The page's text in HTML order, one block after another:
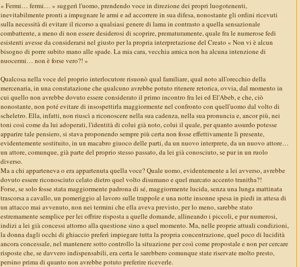
« Fermi… fermi… » suggerì l'uomo, prendendo voce in direzione dei propri luogotenenti,
inevitabilmente pronti a impugnare le armi e ad accorrere in sua difesa, nonostante gli ordini ricevuti
sulla necessità di evitare il ricorso a qualsiasi genere di lama in contrasto a quella sensazionale
combattente, a meno di non essere desiderosi di scoprire, prematuramente, quale fra le numerose fedi
esistenti avesse da considerarsi nel giusto per la propria interpretazione del Creato « Non vi è alcun
bisogno di porre subito mano alle spade. La mia cara, vecchia amica non ha alcuna intenzione di
nuocermi… non è forse vero?! »
Qualcosa nella voce del proprio interlocutore risuonò qual familiare, qual noto all'orecchio della
mercenaria, in una constatazione che qualcuno avrebbe potuto ritenere retorica, ovvia, dal momento in
cui quello non avrebbe dovuto essere considerato il primo incontro fra lei ed El'Abeb, e che, ciò
nonostante, non poté evitare di insospettirla maggiormente nel confronto con quell'uomo dal volto di
scheletro. Ella, infatti, non riuscì a riconoscere nella sua cadenza, nella sua pronuncia e, ancor più, nei
toni così come da lui adoperati, l'identità di colui già noto, colui il quale, per quanto assurdo potesse
apparire tale pensiero, si stava proponendo sempre più certa non fosse effettivamente lì presente,
evidentemente sostituito, in un macabro giuoco delle parti, da un nuovo interprete, da un nuovo attore…
un attore, comunque, già parte del proprio stesso passato, da lei già conosciuto, se pur in un ruolo
diverso.
Ma a chi apparteneva o era appartenuta quella voce? Quale uomo, evidentemente a lei avverso, avrebbe
dovuto essere riconosciuto celato dietro quel volto disumano e quel marcato accento tranitha?!
Forse, se solo fosse stata maggiormente padrona di sé, maggiormente lucida, senza una lunga mattinata
trascorsa a cavallo, un pomeriggio al lavoro sulle trappole e una notte insonne spesa in piedi in attesa di
un attacco mai avvenuto, non nei termini che ella aveva previsto, per lo meno, sarebbe stato
estremamente semplice per lei offrire risposta a quelle domande, allineando i piccoli, e pur numerosi,
indizi a lei già concessi attorno alla questione sino a quel momento. Ma, nelle proprie attuali condizioni,
la donna dagli occhi di ghiaccio preferì impiegare tutta la propria concentrazione, quel poco di lucidità
ancora concessale, nel mantenere sotto controllo la situazione per così come propostale e non per cercare
risposte che, se davvero indispensabili, era certa le sarebbero comunque state riservate molto presto,
persino prima di quanto non avrebbe potuto preferire riceverle.